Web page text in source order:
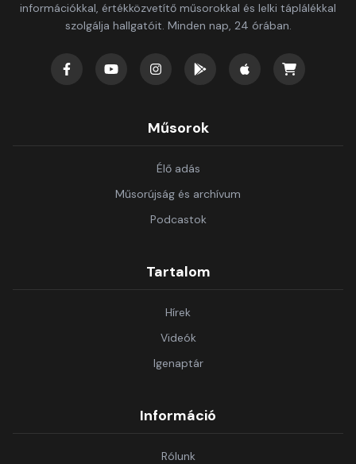
információkkal, értékközvetítő műsorokkal és lelki táplálékkal
szolgálja hallgatóit. Minden nap, 24 órában.
Műsorok
Élő adás
Műsorújság és archívum
Podcastok
Tartalom
Hírek
Videók
Igenaptár
Információ
Rólunk